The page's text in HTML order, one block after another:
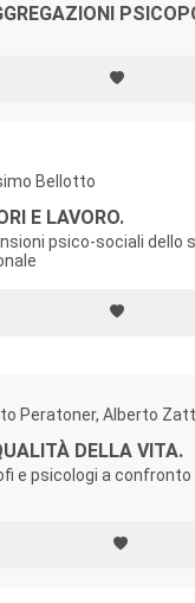
Bellotto
E LAVORO.
psico-sociali dello
Peratoner, Alberto
DELLA VITA.
e psicologi a confronto